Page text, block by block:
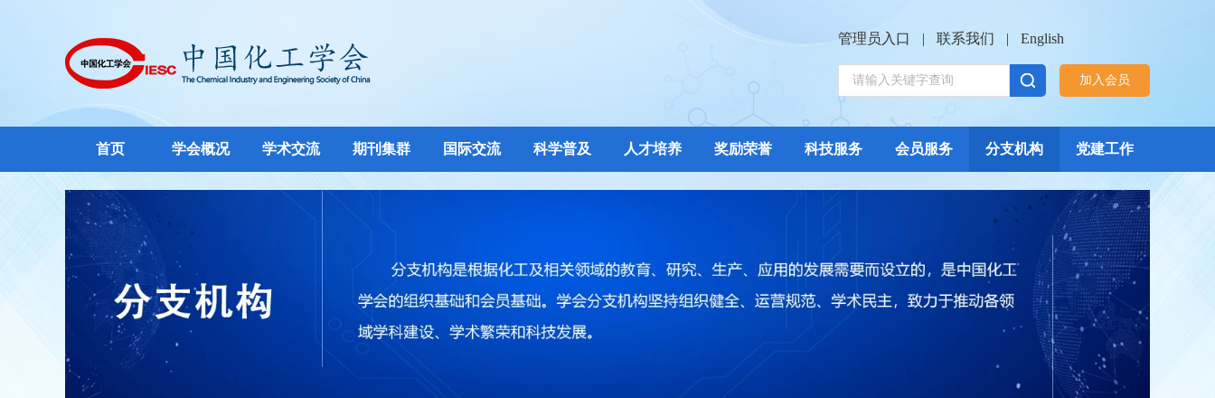
管理员入口 | 联系我们 | English
加入会员
首页 学会概况 学术交流 期刊集群 国际交流 科学普及 人才培养 奖励荣誉 科技服务 会员服务 分支机构 党建工作